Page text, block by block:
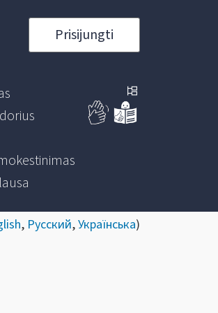
Prisijungti
, Русский,Українська)